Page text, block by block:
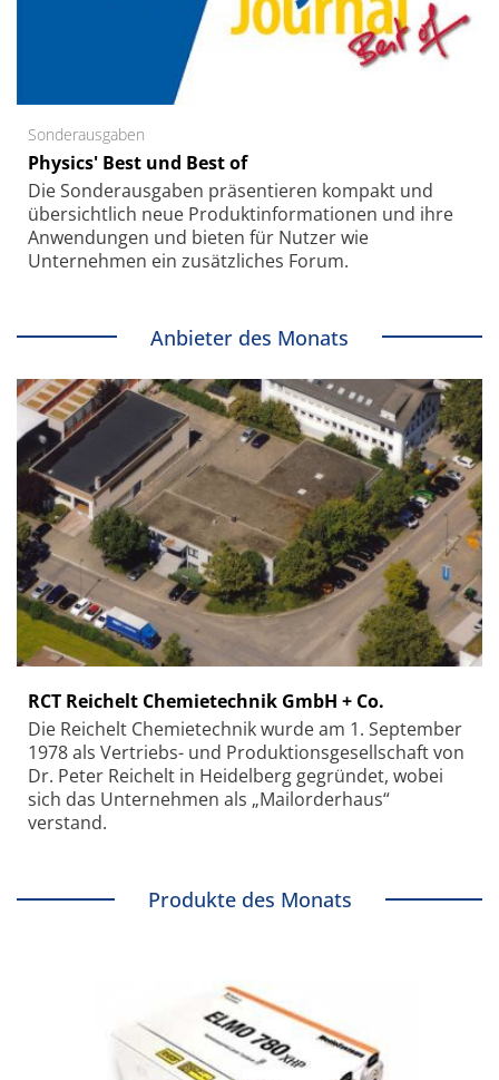
Sonderausgaben
Physics' Best und Best of
Die Sonder­ausgaben präsentieren kompakt und
übersichtlich neue Produkt­informationen und ihre
Anwendungen und bieten für Nutzer wie
Unternehmen ein zusätzliches Forum.
Anbieter des Monats
RCT Reichelt Chemietechnik GmbH + Co.
Die Reichelt Chemietechnik wurde am 1. September
1978 als Vertriebs- und Produktionsgesellschaft von
Dr. Peter Reichelt in Heidelberg gegründet, wobei
sich das Unternehmen als „Mailorderhaus“
verstand.
Produkte des Monats